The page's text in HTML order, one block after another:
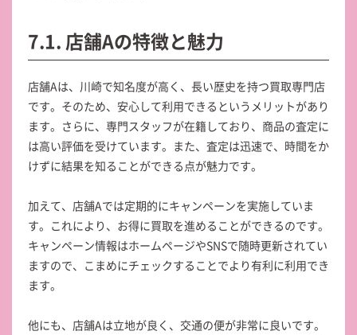
7.1. 店舗Aの特徴と魅力
店舗Aは、川崎で知名度が高く、長い歴史を持つ買取専門店
です。そのため、安心して利用できるというメリットがあり
ます。さらに、専門スタッフが在籍しており、商品の査定に
は高い評価を受けています。また、査定は迅速で、時間をか
けずに結果を知ることができる点が魅力です。
加えて、店舗Aでは定期的にキャンペーンを実施していま
す。これにより、お得に買取を進めることができるのです。
キャンペーン情報はホームページやSNSで随時更新されてい
ますので、こまめにチェックすることでより有利に利用でき
ます。
他にも、店舗Aは立地が良く、交通の便が非常に良いです。